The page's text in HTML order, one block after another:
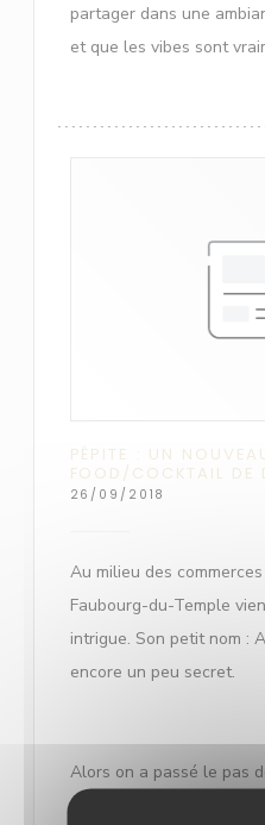
partager dans une
et que les vibes sont
PÉPITE : UN
FOOD/COCKTAIL DE
26/09/2018
Au milieu des
Faubourg-du-Temple
intrigue. Son petit nom :
encore un peu secret.
Alors on a passé le pas
soir. Le lieu est plutôt